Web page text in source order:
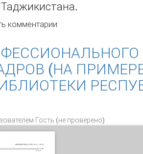
квалификации в Центре
комментарии
(НА
Гость (не проверено)